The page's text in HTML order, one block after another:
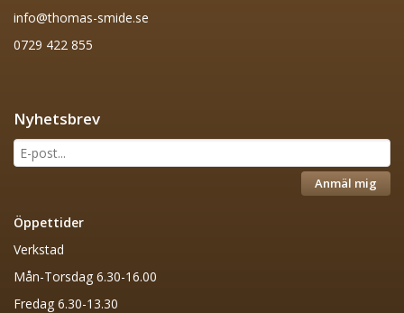
info@thomas-smide.se
0729 422 855
Nyhetsbrev
Anmäl mig
Öppettider
Verkstad
Mån-Torsdag 6.30-16.00
Fredag 6.30-13.30